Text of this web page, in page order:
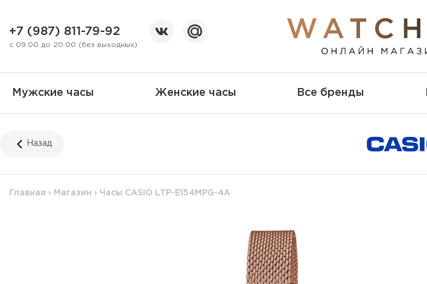
+7 (987) 811-79-92
с 09.00 до 20.00 (без выходных)
Мужские часы Женские часы Все бренды
Назад
Главная › Магазин › Часы CASIO LTP-E154MPG-4A